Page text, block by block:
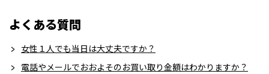
よくある質問
女性１人でも当日は大丈夫ですか？
電話やメールでおおよそのお買い取り金額はわかりますか？